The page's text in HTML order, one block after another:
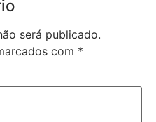
será publicado.
com *